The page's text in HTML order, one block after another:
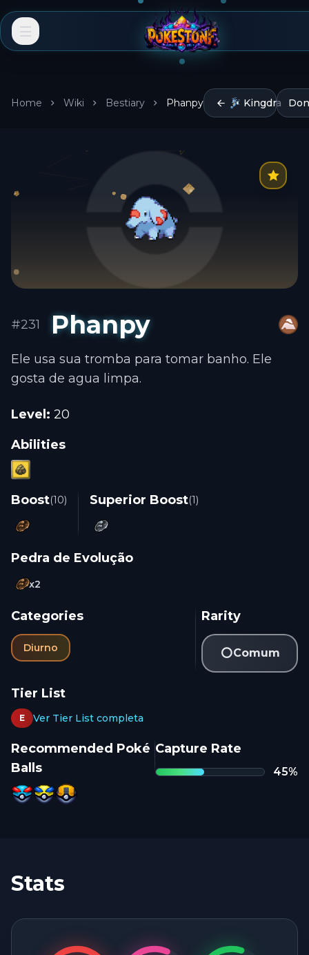
Português
ES
Home Wiki Bestiary Phanpy Kingdra
#231 Phanpy
Ele usa sua tromba para tomar banho. Ele
gosta de agua limpa.
Level : 20
Abilities
Boost(10) Superior Boost(1)
Pedra de Evolução
x2
Categories
Diurno
Rarity
Comum
Tier List
E Ver Tier List completa
Recommended Poké
Balls
Capture Rate
45%
Stats